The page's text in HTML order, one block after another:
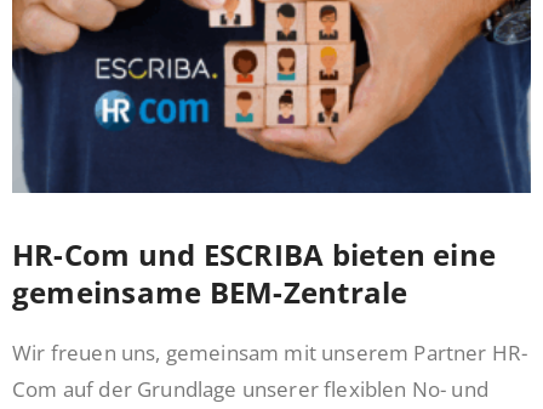
HR-Com und ESCRIBA bieten eine
gemeinsame BEM-Zentrale
Wir freuen uns, gemeinsam mit unserem Partner HR-
Com auf der Grundlage unserer flexiblen No- und